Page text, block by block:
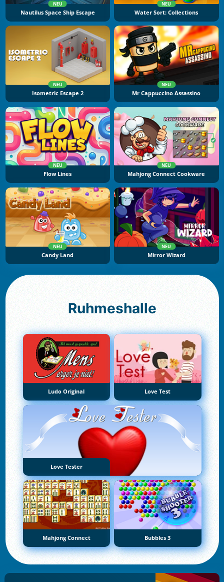
NEU
Nautilus Space Ship Escape
NEU
Water Sort: Collections
NEU
Isometric Escape 2
NEU
Mr Cappuccino Assassino
NEU
Flow Lines
NEU
Mahjong Connect Cookware
NEU
Candy Land
NEU
Mirror Wizard
Ruhmeshalle
Ludo Original Love Test
Love Tester
Mahjong Connect Bubbles 3